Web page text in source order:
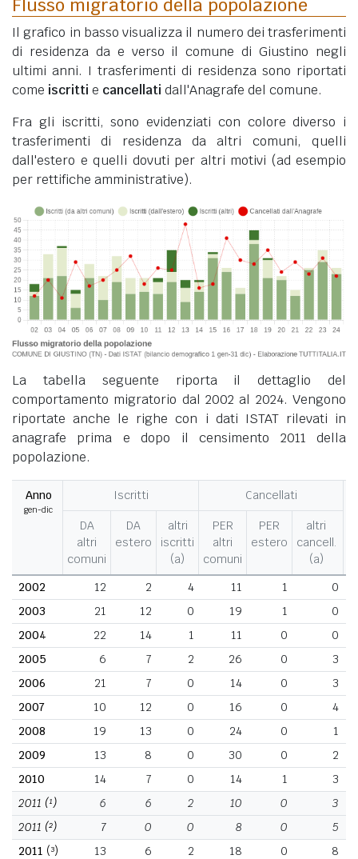
Flusso migratorio della popolazione
Il grafico in basso visualizza il numero dei trasferimenti
di residenza da e verso il comune di Giustino negli
ultimi anni. I trasferimenti di residenza sono riportati
come iscritti e cancellati dall'Anagrafe del comune.
Fra gli iscritti, sono evidenziati con colore diverso i
trasferimenti di residenza da altri comuni, quelli
dall'estero e quelli dovuti per altri motivi (ad esempio
per rettifiche amministrative).
La tabella seguente riporta il dettaglio del
comportamento migratorio dal 2002 al 2024. Vengono
riportate anche le righe con i dati ISTAT rilevati in
anagrafe prima e dopo il censimento 2011 della
popolazione.
Anno
gen-dic
Iscritti
Cancellati
DA
altri
comuni
DA
estero
altri
iscritti
(a)
PER
altri
comuni
PER
estero
altri
cancell.
(a)
2002
12 2 4 11 1
0
2003
21 12 0 19 1
0
2004
22 14 1 11 0
0
2005
6 7 2 26 0
3
2006
21 7 0 14 0
3
2007
10 12 0 16 0
4
2008
19 13 0 24 0
1
2009
13 8 0 30 0
2
2010
14 7 0 14 1
3
2011 (¹) 6 6 2 10 0
3
2011 (²) 7 0 0 8 0
5
2011 (³) 13 6 2 18 0
8